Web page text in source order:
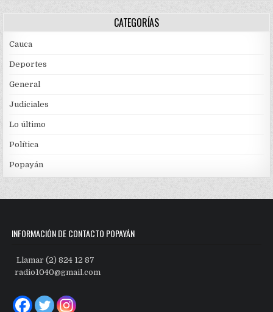
CATEGORÍAS
Cauca
Deportes
General
Judiciales
Lo último
Política
Popayán
INFORMACIÓN DE CONTACTO POPAYÁN
Llamar (2) 824 12 87
radio1040@gmail.com